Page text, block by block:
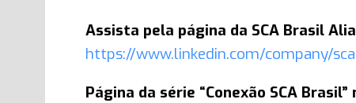
Assista pela página da SCA Brasil
https://www.linkedin.com/company/
Página da série “Conexão SCA